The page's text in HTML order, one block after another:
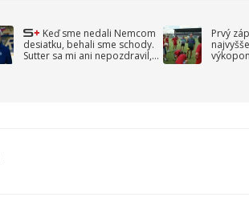
Keď sme nedali Nemcom
desiatku, behali sme schody.
Sutter sa mi ani nepozdravil,
Prvý